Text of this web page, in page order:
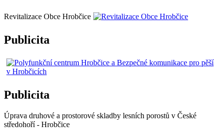
Revitalizace Obce Hrobčice
Publicita
Publicita
Úprava druhové a prostorové skladby lesních porostů v České
středohoří - Hrobčice